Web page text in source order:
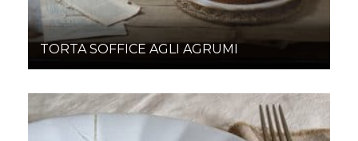
TORTA SOFFICE AGLI AGRUMI